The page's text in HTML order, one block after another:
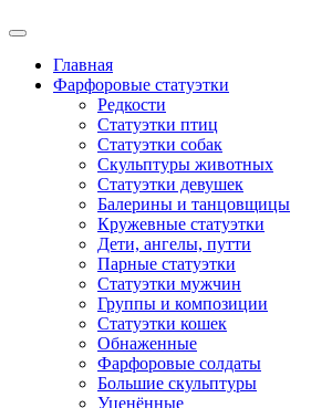
Главная
Фарфоровые статуэтки
Редкости
Cтатуэтки птиц
Cтатуэтки собак
Скульптуры животных
Статуэтки девушек
Балерины и танцовщицы
Кружевные статуэтки
Дети, ангелы, путти
Парные статуэтки
Статуэтки мужчин
Группы и композиции
Статуэтки кошек
Обнаженные
Фарфоровые солдаты
Большие скульптуры
Уценённые